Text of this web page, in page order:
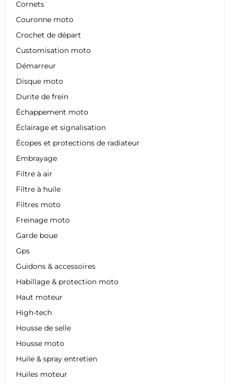
Cornets
Couronne moto
Crochet de départ
Customisation moto
Démarreur
Disque moto
Durite de frein
Échappement moto
Éclairage et signalisation
Écopes et protections de radiateur
Embrayage
Filtre à air
Filtre à huile
Filtres moto
Freinage moto
Garde boue
Gps
Guidons & accessoires
Habillage & protection moto
Haut moteur
High-tech
Housse de selle
Housse moto
Huile & spray entretien
Huiles moteur